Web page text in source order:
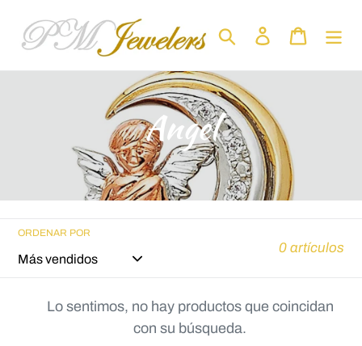
directamente
Buscar IngresarCarrito
C
o
l
c
Angel
ORDENAR POR
0 artículos
Lo sentimos, no hay productos que coincidan
con su búsqueda.